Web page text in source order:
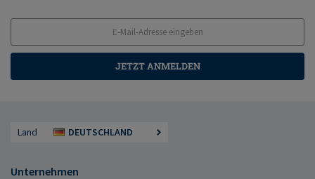
JETZT ANMELDEN
Land DEUTSCHLAND
Unternehmen